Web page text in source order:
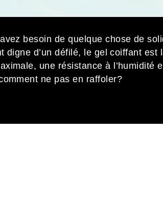
besoin de quelque chose de
digne d’un défilé, le gel coiffant
une résistance à l’humidité
ne pas en raffoler?